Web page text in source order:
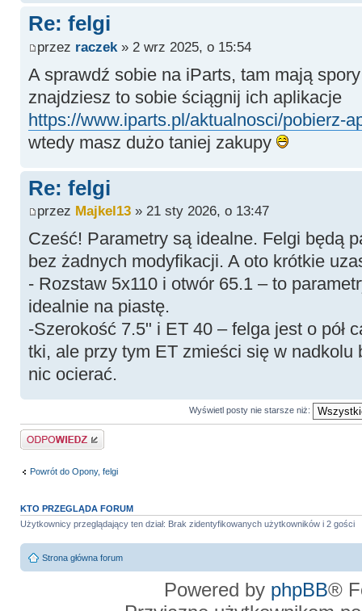
Re: felgi
przez raczek» 2 wrz 2025, o 15:54
A sprawdź sobie na iParts, tam mają
znajdziesz to sobie ściągnij ich aplikacje
https://www.iparts.pl/aktualnosci/pobierz-
wtedy masz dużo taniej zakupy
Re: felgi
przez Majkel13» 21 sty 2026, o 13:47
Cześć! Parametry są idealne. Felgi będą
bez żadnych modyfikacji. A oto krótkie
- Rozstaw 5x110 i otwór 65.1 – to
idealnie na piastę.
-Szerokość 7.5" i ET 40 – felga jest o pół
tki, ale przy tym ET zmieści się w nadkolu
nic ocierać.
Wyświetl posty nie starsze niż:
Odpowiedz
Powrót do Opony, felgi
KTO PRZEGLĄDA FORUM
Użytkownicy przeglądający ten dział: Brak zidentyfikowanych użytkowników i 2 gości
Strona główna forum
Powered by phpBB®